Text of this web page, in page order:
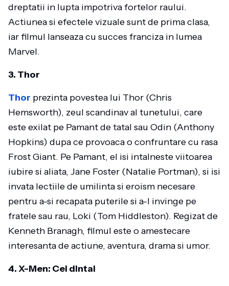
dreptatii in lupta impotriva fortelor raului.
Actiunea si efectele vizuale sunt de prima clasa,
iar filmul lanseaza cu succes franciza in lumea
Marvel.
3. Thor
Thor prezinta povestea lui Thor (Chris
Hemsworth), zeul scandinav al tunetului, care
este exilat pe Pamant de tatal sau Odin (Anthony
Hopkins) dupa ce provoaca o confruntare cu rasa
Frost Giant. Pe Pamant, el isi intalneste viitoarea
iubire si aliata, Jane Foster (Natalie Portman), si isi
invata lectiile de umilinta si eroism necesare
pentru a-si recapata puterile si a-l invinge pe
fratele sau rau, Loki (Tom Hiddleston). Regizat de
Kenneth Branagh, filmul este o amestecare
interesanta de actiune, aventura, drama si umor.
4. X-Men: Cei dintai